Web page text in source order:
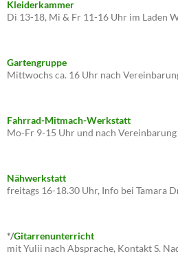
Kleiderkammer
Di 13-18, Mi & Fr 11-16 Uhr im Laden
Gartengruppe
Mittwochs ca. 16 Uhr nach
Fahrrad-Mitmach-Werkstatt
Mo-Fr 9-15 Uhr und nach Vereinbarung
Nähwerkstatt
freitags 16-18.30 Uhr, Info bei Tamara
*/Gitarrenunterricht
mit Yulii nach Absprache, Kontakt S.